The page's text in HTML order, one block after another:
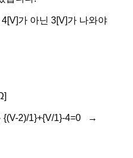
가 아닌 3[V]가 나와야
{(V-2)/1}+{V/1}-4=0 →